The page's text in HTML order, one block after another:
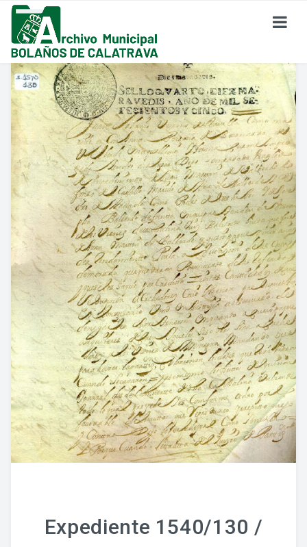
SOBRE EL ARCHIVO
¿Dónde Estamos?
Formulario De Contacto
Historia Del Archivo
Reglamento De Uso Del Archivo
FONDO DOCUMENTAL
Fondo Eclesiástico
Fondo Histórico
Fondo Notarial
Catálogos Y Cuadros De Clasificación
Categorías
Libros De Actas
Expediente 1540/130 /